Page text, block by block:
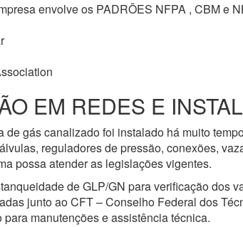
envolve os PADRÕES NFPA , CBM e
EM REDES E
de gás canalizado foi instalado há muito
reguladores de pressão, conexões,
possa atender as legislações vigentes.
de GLP/GN para verificação dos
junto ao CFT – Conselho Federal dos
manutenções e assistência técnica.